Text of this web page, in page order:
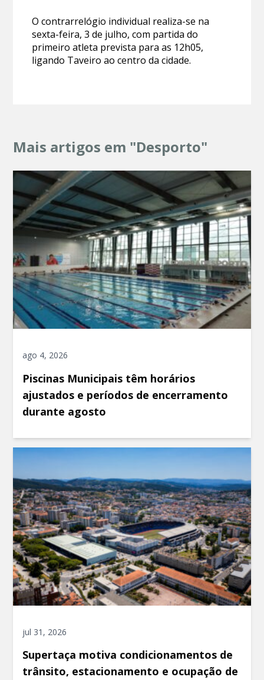
O contrarrelógio individual realiza-se na
sexta-feira, 3 de julho, com partida do
primeiro atleta prevista para as 12h05,
ligando Taveiro ao centro da cidade.
Mais artigos em "Desporto"
ago 4, 2026
Piscinas Municipais têm horários
ajustados e períodos de encerramento
durante agosto
jul 31, 2026
Supertaça motiva condicionamentos de
trânsito, estacionamento e ocupação de